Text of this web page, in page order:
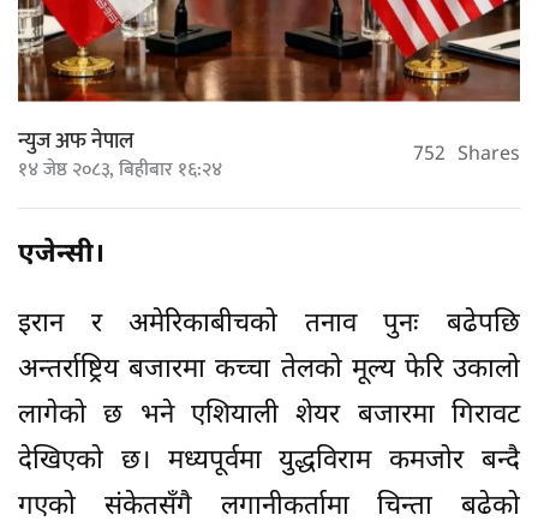
न्युज अफ नेपाल
१४ जेष्ठ २०८३, बिहीबार १६:२४ 752 Shares
एजेन्सी।
इरान र अमेरिकाबीचको तनाव पुनः बढेपछि
अन्तर्राष्ट्रिय बजारमा कच्चा तेलको मूल्य फेरि उकालो
लागेको छ भने एशियाली शेयर बजारमा गिरावट
देखिएको छ। मध्यपूर्वमा युद्धविराम कमजोर बन्दै
गएको संकेतसँगै लगानीकर्तामा चिन्ता बढेको